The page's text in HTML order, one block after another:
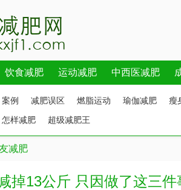
饮食减肥 运动减肥 中西医减肥
案例 减肥误区 燃脂运动 瑜伽减肥
瘦
怎样减肥 超级减肥王
减肥
掉13公斤 只因做了这三件